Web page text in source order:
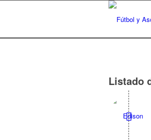
Listado